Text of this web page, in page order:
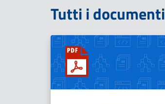
Tutti i documenti